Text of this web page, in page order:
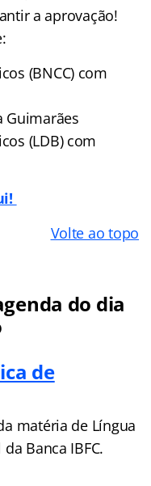
a aprovação!
(BNCC) com
Guimarães
(LDB) com
Volte ao topo
do dia
de
matéria de Língua
Banca IBFC.